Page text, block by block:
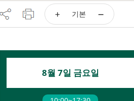
기본
8월 7일 금요일